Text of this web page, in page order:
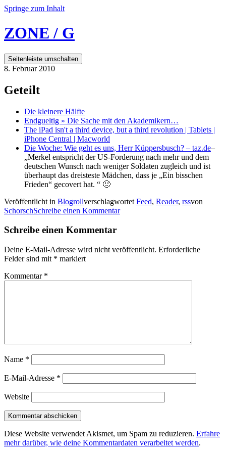
Springe zum Inhalt
ZONE / G
Seitenleiste umschalten
8. Februar 2010
Geteilt
Die kleinere Hälfte
Endgueltig » Die Sache mit den Akademikern…
The iPad isn't a third device, but a third revolution | Tablets |
iPhone Central | Macworld
Die Woche: Wie geht es uns, Herr Küppersbusch? – taz.de–
„Merkel entspricht der US-Forderung nach mehr und dem
deutschen Wunsch nach weniger Soldaten zugleich und ist
überhaupt das dreisteste Mädchen, dass je „Ein bisschen
Frieden“ gecovert hat. “ 🙂
Veröffentlicht in Blogrollverschlagwortet Feed, Reader, rssvon
SchorschSchreibe einen Kommentar
Schreibe einen Kommentar
Deine E-Mail-Adresse wird nicht veröffentlicht. Erforderliche
Felder sind mit * markiert
Kommentar *
Name *
E-Mail-Adresse *
Website
Diese Website verwendet Akismet, um Spam zu reduzieren. Erfahre
mehr darüber, wie deine Kommentardaten verarbeitet werden.